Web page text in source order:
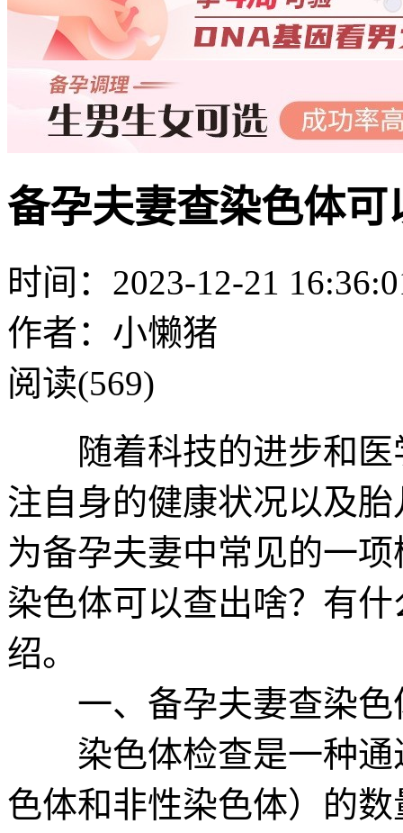
备孕夫妻查染色体
时间：2023-12-21
作者：小懒猪
阅读(569)
随着科技的进步和医
注自身的健康状况以及
为备孕夫妻中常见的一
染色体可以查出啥？有
绍。
一、备孕夫妻查染色
染色体检查是一种通
色体和非性染色体）的